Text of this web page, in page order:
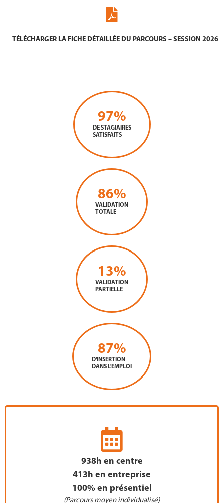
TÉLÉCHARGER LA FICHE DÉTAILLÉE DU PARCOURS – SESSION 2026
DE STAGIAIRES
SATISFAITS
97%
VALIDATION
TOTALE
86%
VALIDATION
PARTIELLE
13%
D'INSERTION
DANS L'EMPLOI
87%
938h en centre
413h en entreprise
100% en présentiel
(Parcours moyen individualisé)